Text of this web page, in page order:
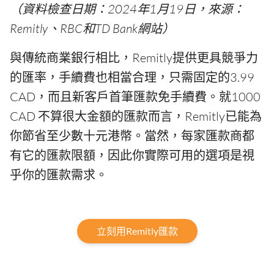
（資料檢查日期：2024年1月19日，來源：
Remitly、RBC和TD Bank網站）
與傳統商業銀行相比，Remitly提供更具競爭力
的匯率，手續費也相當合理，只需固定的3.99
CAD，而且新客戶首筆匯款免手續費。就1000
CAD 不算很大金額的匯款而言，Remitly已能為
你節省至少數十元港幣。當然，每家匯款商都
有它的匯款限額，因此你實際可用的選項是視
乎你的匯款需求。
立刻用Remitly匯款